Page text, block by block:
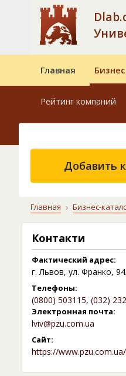
Главная
Рейтинг компаний
Добавить
Главная Бизнес-
Контакти
Фактический адрес:
г. Львов, ул. Франко,
Телефоны:
(0800) 503115, (032)
Электронная почта:
lviv@pzu.com.ua
Сайт:
https://www.pzu.com.ua/